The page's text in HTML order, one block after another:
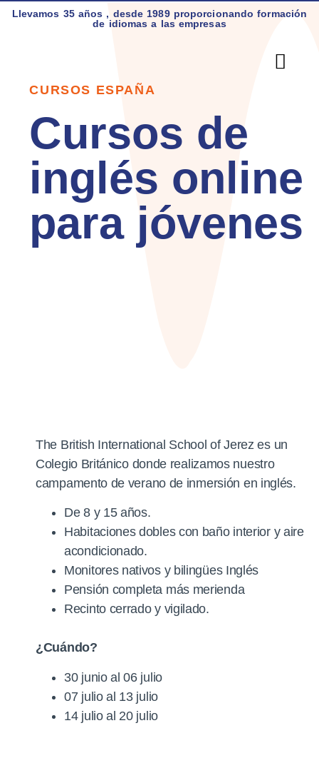
Llevamos 35 años , desde 1989 proporcionando formación
de idiomas a las empresas
CURSOS ESPAÑA
Cursos de
inglés online
para jóvenes
The British International School of Jerez es un
Colegio Británico donde realizamos nuestro
campamento de verano de inmersión en inglés.
De 8 y 15 años.
Habitaciones dobles con baño interior y aire
acondicionado.
Monitores nativos y bilingües Inglés
Pensión completa más merienda
Recinto cerrado y vigilado.
¿Cuándo?
30 junio al 06 julio
07 julio al 13 julio
14 julio al 20 julio